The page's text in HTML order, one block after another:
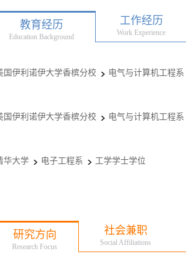
教育经历
Education Background
工作经历
Work Experience
国伊利诺伊大学香槟分校 电气与计算机工程系
国伊利诺伊大学香槟分校 电气与计算机工程系
华大学 电子工程系 工学学士学位
研究方向
Research Focus
社会兼职
Social Affiliations